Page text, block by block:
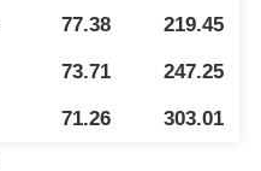
77.38 219.45
73.71 247.25
71.26 303.01